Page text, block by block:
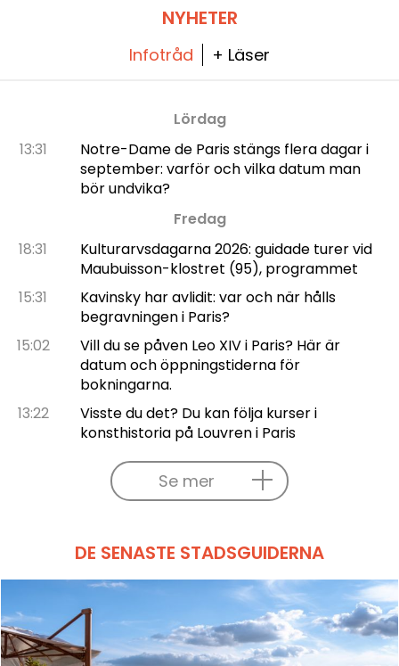
NYHETER
Infotråd + Läser
Lördag
13:31
Notre-Dame de Paris stängs flera dagar i
september: varför och vilka datum man
bör undvika?
Fredag
18:31
Kulturarvsdagarna 2026: guidade turer vid
Maubuisson-klostret (95), programmet
15:31
Kavinsky har avlidit: var och när hålls
begravningen i Paris?
15:02
Vill du se påven Leo XIV i Paris? Här är
datum och öppningstiderna för
bokningarna.
13:22
Visste du det? Du kan följa kurser i
konsthistoria på Louvren i Paris
Se mer
DE SENASTE STADSGUIDERNA